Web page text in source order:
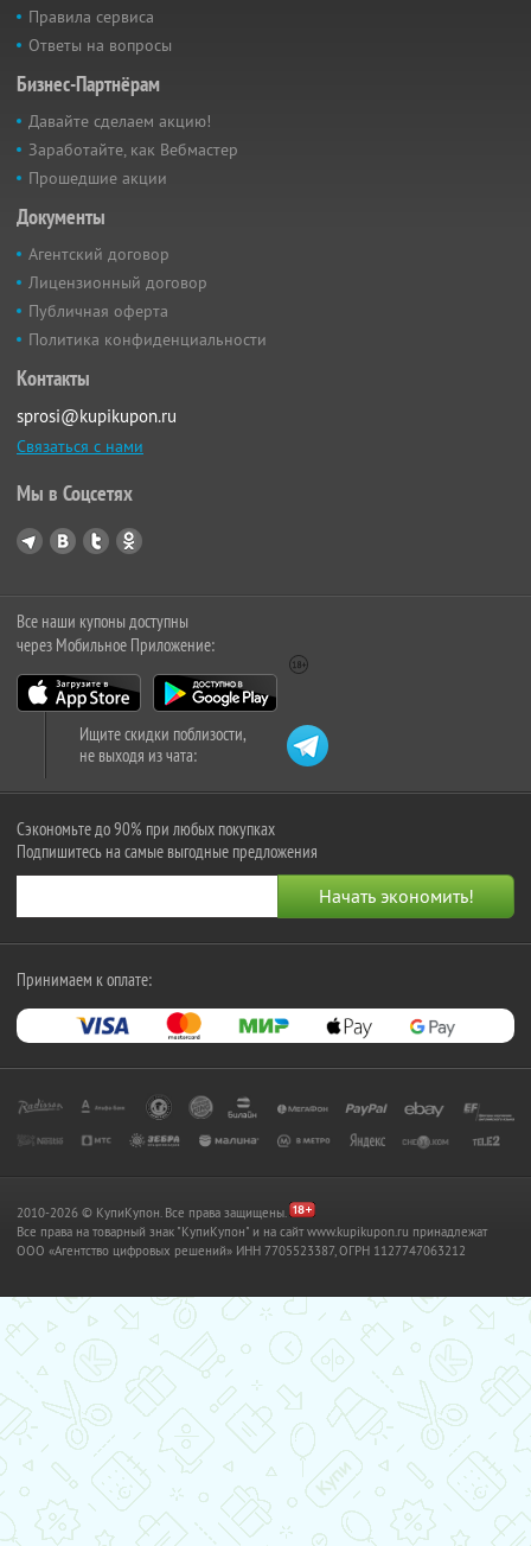
Правила сервиса
Ответы на вопросы
Бизнес-Партнёрам
Давайте сделаем акцию!
Заработайте, как Вебмастер
Прошедшие акции
Документы
Агентский договор
Лицензионный договор
Публичная оферта
Политика конфиденциальности
Контакты
sprosi@kupikupon.ru
Связаться с нами
Мы в Соцсетях
Все наши купоны доступны
через Мобильное Приложение:
Ищите скидки поблизости,
не выходя из чата:
Сэкономьте до 90% при любых покупках
Подпишитесь на самые выгодные предложения
Принимаем к оплате:
2010-2026 © КупиКупон. Все права защищены.
Все права на товарный знак "КупиКупон" и на сайт www.kupikupon.ru принадлежат
OOO «Агентство цифровых решений» ИНН 7705523387, ОГРН 1127747063212